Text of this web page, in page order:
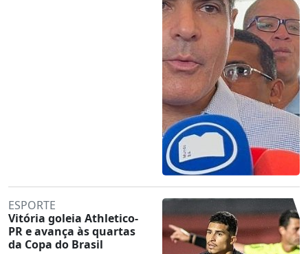
ESPORTE
Vitória goleia Athletico-
PR e avança às quartas
da Copa do Brasil